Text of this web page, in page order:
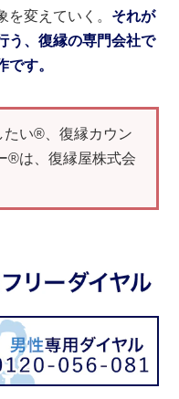
変えていく。 それが
う、復縁の専門会社で
す。
い®、復縁カウン
®は、復縁屋株式会